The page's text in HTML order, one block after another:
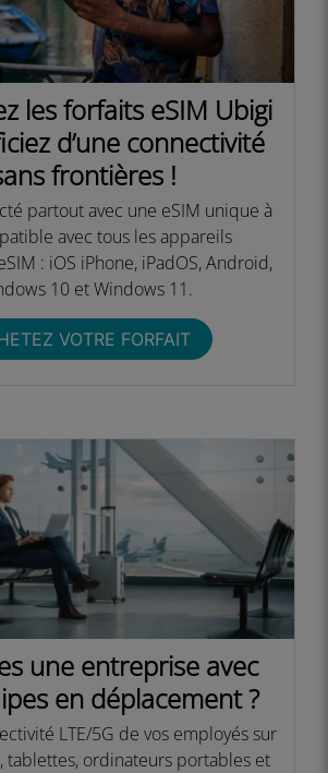
les forfaits eSIM Ubigi
d’une connectivité
frontières !​
partout avec une eSIM unique à
avec tous les appareils
: iOS iPhone, iPadOS, Android,
10 et Windows 11.​
VOTRE FORFAIT
une entreprise avec
en déplacement ?​
LTE/5G de vos employés sur
tablettes, ordinateurs portables et